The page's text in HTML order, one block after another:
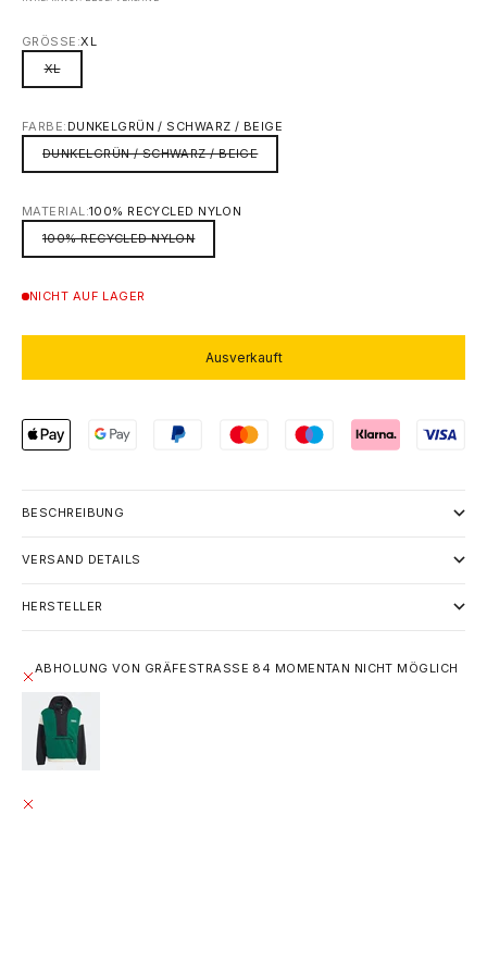
GRÖSSE: XL
XL
FARBE: DUNKELGRÜN / SCHWARZ / BEIGE
DUNKELGRÜN / SCHWARZ / BEIGE
MATERIAL:100% RECYCLED NYLON
100% RECYCLED NYLON
NICHT AUF LAGER
Ausverkauft
BESCHREIBUNG
VERSAND DETAILS
HERSTELLER
ABHOLUNG VON GRÄFESTRASSE 84 MOMENTAN NICHT MÖGLICH